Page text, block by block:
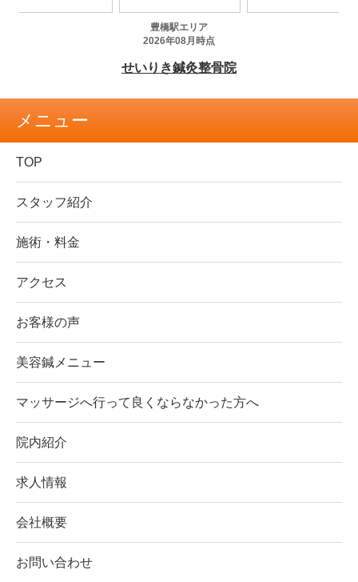
メニュー
TOP
スタッフ紹介
施術・料金
アクセス
お客様の声
美容鍼メニュー
マッサージへ行って良くならなかった方へ
院内紹介
求人情報
会社概要
お問い合わせ